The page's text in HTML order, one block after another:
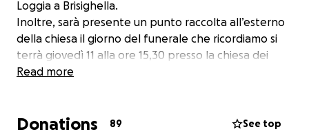
Loggia a Brisighella.
Inoltre, sarà presente un punto raccolta all’esterno
della chiesa il giorno del funerale che ricordiamo si
terrà giovedì 11 alla ore 15,30 presso la chiesa dei
frati a Brisighella.
Read more
Donations 89 See top